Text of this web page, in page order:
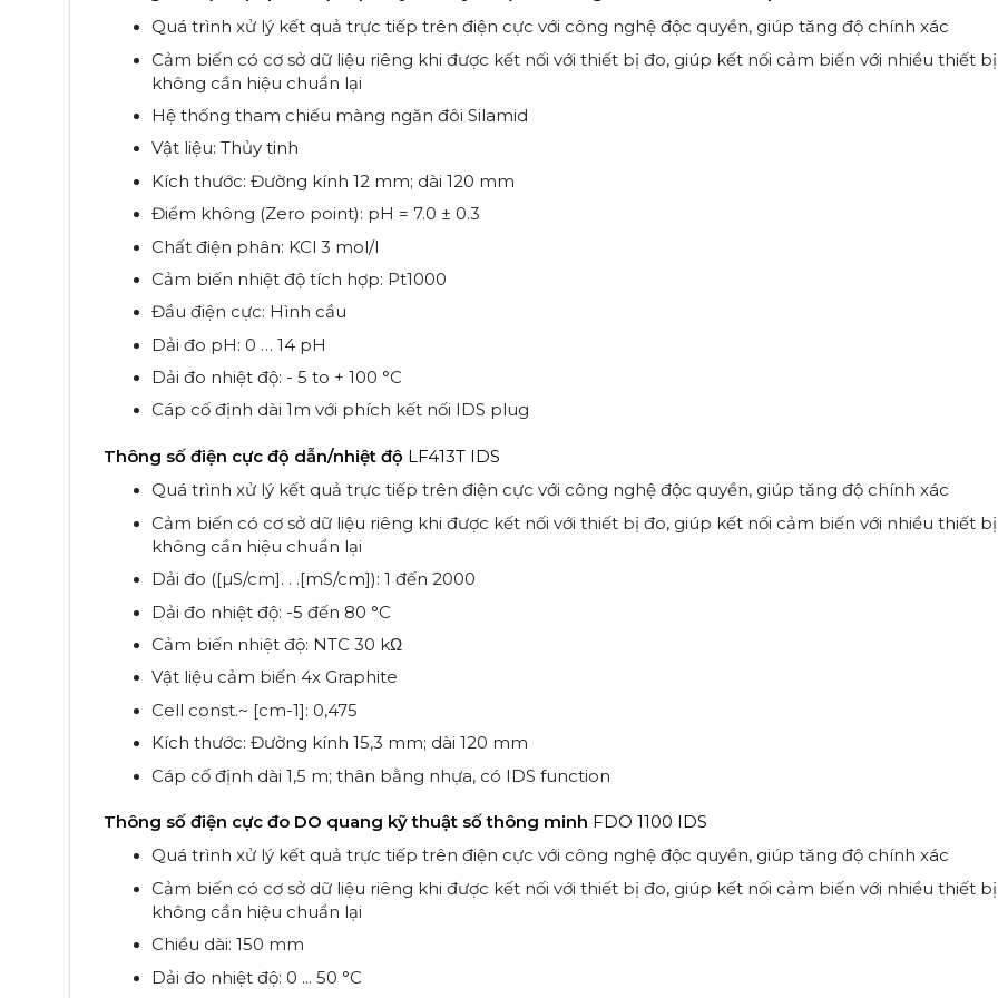
Quá trình xử lý kết quả trực tiếp trên điện cực với công nghệ độc quyền, giúp tăng độ chính xác
Cảm biến có cơ sở dữ liệu riêng khi được kết nối với thiết bị đo, giúp kết nối cảm biến với nhiều thiết
không cần hiệu chuẩn lại
Hệ thống tham chiếu màng ngăn đôi Silamid
Vật liệu: Thủy tinh
Kích thước: Đường kính 12 mm; dài 120 mm
Điểm không (Zero point): pH = 7.0 ± 0.3
Chất điện phân: KCl 3 mol/l
Cảm biến nhiệt độ tích hợp: Pt1000
Đầu điện cực: Hình cầu
Dải đo pH: 0 … 14 pH
Dải đo nhiệt độ: - 5 to + 100 °C
Cáp cố định dài 1m với phích kết nối IDS plug
Thông số điện cực độ dẫn/nhiệt độ LF413T IDS
Quá trình xử lý kết quả trực tiếp trên điện cực với công nghệ độc quyền, giúp tăng độ chính xác
Cảm biến có cơ sở dữ liệu riêng khi được kết nối với thiết bị đo, giúp kết nối cảm biến với nhiều thiết
không cần hiệu chuẩn lại
Dải đo ([µS/cm]. . .[mS/cm]): 1 đến 2000
Dải đo nhiệt độ: -5 đến 80 °C
Cảm biến nhiệt độ: NTC 30 kΩ
Vật liệu cảm biến 4x Graphite
Cell const.~ [cm-1]: 0,475
Kích thước: Đường kính 15,3 mm; dài 120 mm
Cáp cố định dài 1,5 m; thân bằng nhựa, có IDS function
Thông số điện cực đo DO quang kỹ thuật số thông minh FDO 1100 IDS
Quá trình xử lý kết quả trực tiếp trên điện cực với công nghệ độc quyền, giúp tăng độ chính xác
Cảm biến có cơ sở dữ liệu riêng khi được kết nối với thiết bị đo, giúp kết nối cảm biến với nhiều thiết
không cần hiệu chuẩn lại
Chiều dài: 150 mm
Dải đo nhiệt độ: 0 ... 50 °C